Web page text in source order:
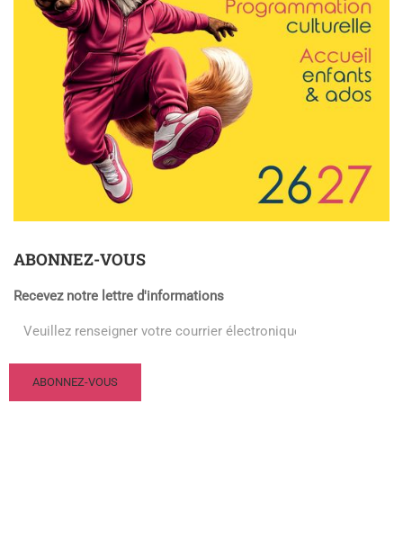
ABONNEZ-VOUS
Recevez notre lettre d'informations